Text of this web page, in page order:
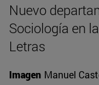
Nuevo
Sociología en
Letras
Imagen Manuel